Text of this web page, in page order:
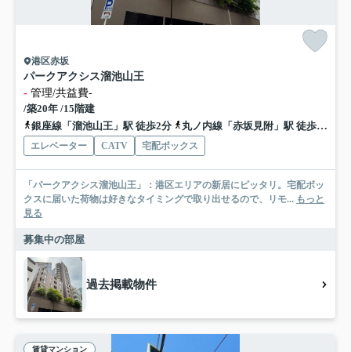
港区赤坂
パークアクシス溜池山王
- 管理/共益費-
/築20年 /15階建
銀座線「溜池山王」駅 徒歩2分
丸ノ内線「赤坂見附」駅 徒歩8分
エレベーター CATV 宅配ボックス
「パークアクシス溜池山王」：港区エリアの新居にピッタリ。宅配ボッ
クスに届いた荷物は好きなタイミングで取り出せるので、リモ... もっと
見る
募集中の部屋
過去掲載物件
賃貸マンション